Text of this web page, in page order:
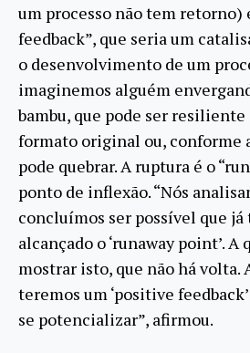
um processo não tem retorno)
feedback”, que seria um
o desenvolvimento de um
imaginemos alguém
bambu, que pode ser
formato original ou, conforme
pode quebrar. A ruptura é o
ponto de inflexão. “Nós
concluímos ser possível que já
alcançado o ‘runaway point’.
mostrar isto, que não há volta.
teremos um ‘positive
se potencializar”, afirmou.